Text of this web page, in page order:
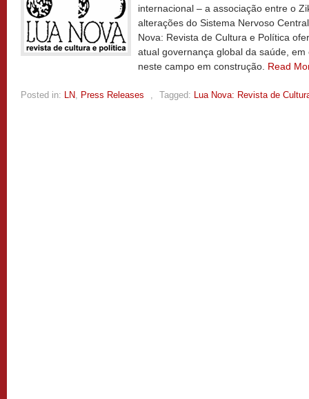
internacional – a associação entre o
alterações do Sistema Nervoso
Nova: Revista de Cultura e Política
atual governança global da saúde,
neste campo em construção. Read
Posted in: LN, Press Releases , Tagged: Lua Nova: Revista de